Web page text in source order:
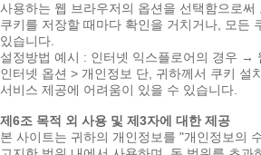
사용하는 웹 브라우저의 옵션을 선택함으로
쿠키를 저장할 때마다 확인을 거치거나, 모든
있습니다.
설정방법 예시 : 인터넷 익스플로어의 경우 →
인터넷 옵션 > 개인정보 단, 귀하께서 쿠키 설
서비스 제공에 어려움이 있을 수 있습니다.
제6조 목적 외 사용 및 제3자에 대한 제공
본 사이트는 귀하의 개인정보를 "개인정보의